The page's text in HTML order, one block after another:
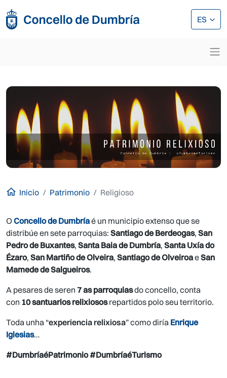
ES
Inicio Patrimonio Religioso
O Concello de Dumbríaé un municipio extenso que se
distribúe en sete parroquias: Santiago de Berdeogas, San
Pedro de Buxantes, Santa Baia de Dumbría, Santa Uxía do
Ézaro, San Martiño de Olveira, Santiago de OlveiroaeSan
Mamede de Salgueiros.
A pesares de seren 7 as parroquiasdo concello, conta
con 10 santuarios relixiososrepartidos polo seu territorio.
Toda unha “experiencia relixiosa” como diría Enrique
Iglesias…
#DumbríaéPatrimonio #DumbríaéTurismo